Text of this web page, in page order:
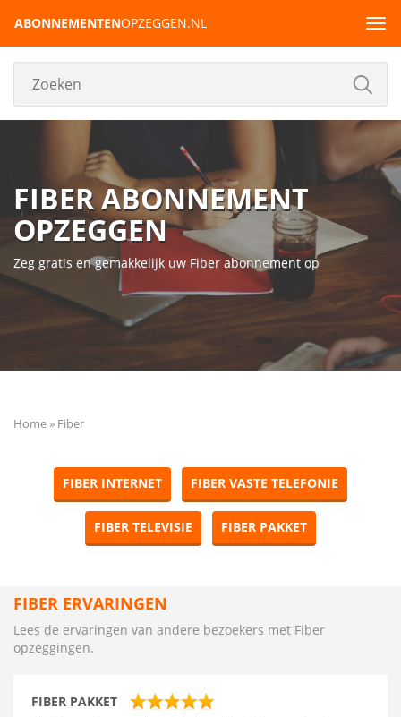
ABONNEMENTENOPZEGGEN.NL
FIBER ABONNEMENT
OPZEGGEN
Zeg gratis en gemakkelijk uw Fiber abonnement op
Home Fiber
FIBER INTERNET FIBER VASTE TELEFONIE
FIBER TELEVISIE FIBER PAKKET
FIBER ERVARINGEN
Lees de ervaringen van andere bezoekers met Fiber
opzeggingen.
FIBER PAKKET